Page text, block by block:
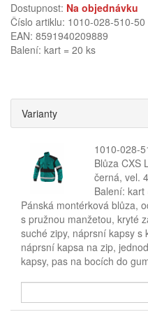
Dostupnost: Na objednávku
Číslo artiklu: 1010-028-510-50
EAN: 8591940209889
Balení: kart = 20 ks
Varianty
1010-028-
Blůza CXS
černá, vel.
Balení: kart
Pánská montérková blůza,
s pružnou manžetou, kryté
suché zipy, náprsní kapsy s
náprsní kapsa na zip,
kapsy, pas na bocích do